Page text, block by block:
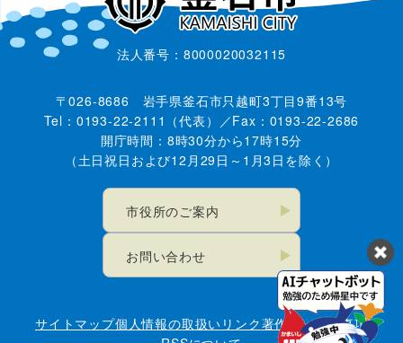
法人番号：8000020032115
〒026-8686 岩手県釜石市只越町3丁目9番13号
Tel：0193-22-2111（代表）／Fax：0193-22-2686
開庁時間：8時30分から17時15分
（土日祝日および12月29日～1月3日を除く）
市役所のご案内
お問い合わせ
サイトマップ個人情報の取扱い リンク著作権・免責事項